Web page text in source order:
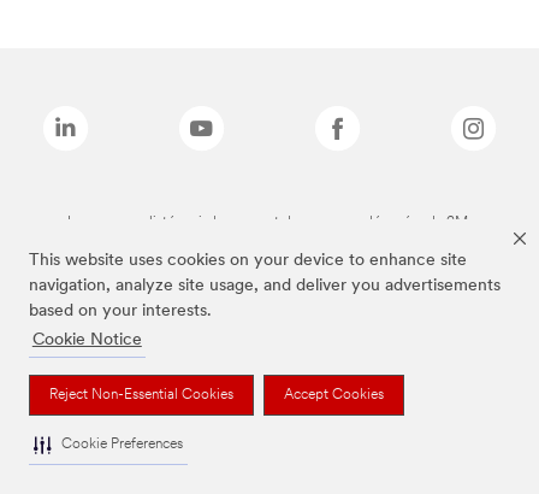
This website uses cookies on your device to enhance site
navigation, analyze site usage, and deliver you advertisements
based on your interests.
Cookie Notice
Reject Non-Essential Cookies Accept Cookies
Cookie Preferences
Les marques listées ci-dessus sont des marques déposées de 3M.